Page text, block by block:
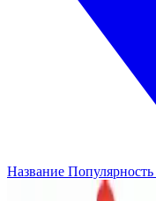
Название Популярность